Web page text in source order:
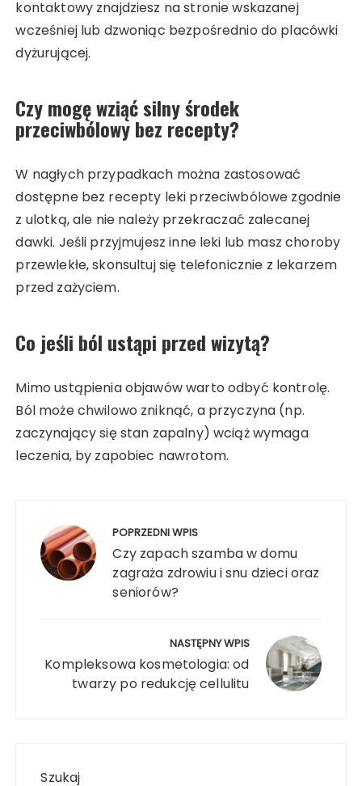
kontaktowy znajdziesz na stronie wskazanej
wcześniej lub dzwoniąc bezpośrednio do placówki
dyżurującej.
Czy mogę wziąć silny środek
przeciwbólowy bez recepty?
W nagłych przypadkach można zastosować
dostępne bez recepty leki przeciwbólowe zgodnie
z ulotką, ale nie należy przekraczać zalecanej
dawki. Jeśli przyjmujesz inne leki lub masz choroby
przewlekłe, skonsultuj się telefonicznie z lekarzem
przed zażyciem.
Co jeśli ból ustąpi przed wizytą?
Mimo ustąpienia objawów warto odbyć kontrolę.
Ból może chwilowo zniknąć, a przyczyna (np.
zaczynający się stan zapalny) wciąż wymaga
leczenia, by zapobiec nawrotom.
wpisu POPRZEDNI WPIS
Czy zapach szamba w domu
zagraża zdrowiu i snu dzieci oraz
seniorów?
NASTĘPNY WPIS
Kompleksowa kosmetologia: od
twarzy po redukcję cellulitu
Szukaj